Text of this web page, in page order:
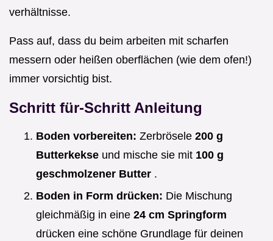
verhältnisse.
Pass auf, dass du beim arbeiten mit scharfen
messern oder heißen oberflächen (wie dem ofen!)
immer vorsichtig bist.
Schritt für-Schritt Anleitung
Boden vorbereiten: Zerbrösele 200 g
Butterkekse und mische sie mit 100 g
geschmolzener Butter .
Boden in Form drücken: Die Mischung
gleichmäßig in eine 24 cm Springform
drücken eine schöne Grundlage für deinen